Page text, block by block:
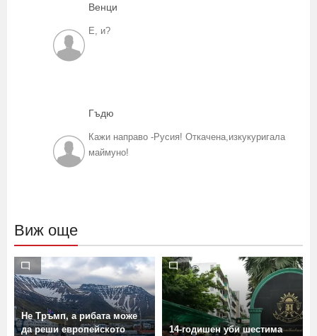
Венци
Е, и?
Гъдю
Кажи направо -Русия! Откачена,изкукуригала
маймуно!
Виж още
Не Тръмп, а рибата може
да реши европейското
14-годишен уби шестима